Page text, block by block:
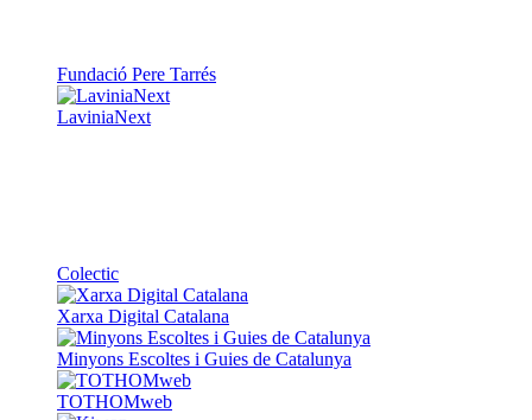
TOTHOMweb
Kiwop
Un projecte de